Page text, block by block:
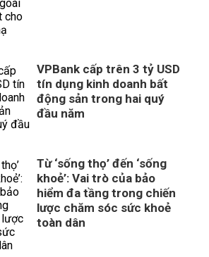
VPBank cấp trên 3 tỷ USD
tín dụng kinh doanh bất
động sản trong hai quý
đầu năm
Từ ‘sống thọ’ đến ‘sống
khoẻ’: Vai trò của bảo
hiểm đa tầng trong chiến
lược chăm sóc sức khoẻ
toàn dân